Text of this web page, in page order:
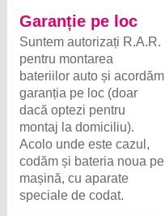
Garanție pe loc
Suntem autorizați R.A.R.
pentru montarea
bateriilor auto și acordăm
garanția pe loc (doar
dacă optezi pentru
montaj la domiciliu).
Acolo unde este cazul,
codăm și bateria noua pe
mașină, cu aparate
speciale de codat.